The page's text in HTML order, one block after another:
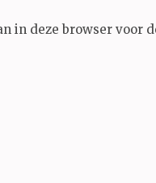
in deze browser voor